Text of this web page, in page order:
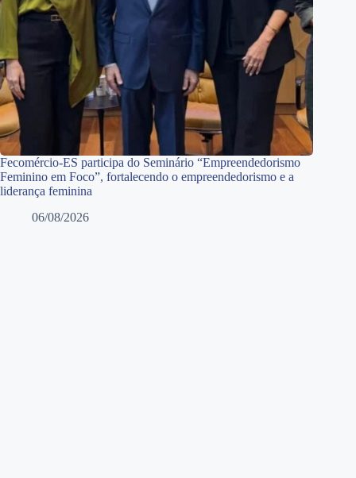
Fecomércio-ES participa do Seminário “Empreendedorismo
Feminino em Foco”, fortalecendo o empreendedorismo e a
liderança feminina
06/08/2026